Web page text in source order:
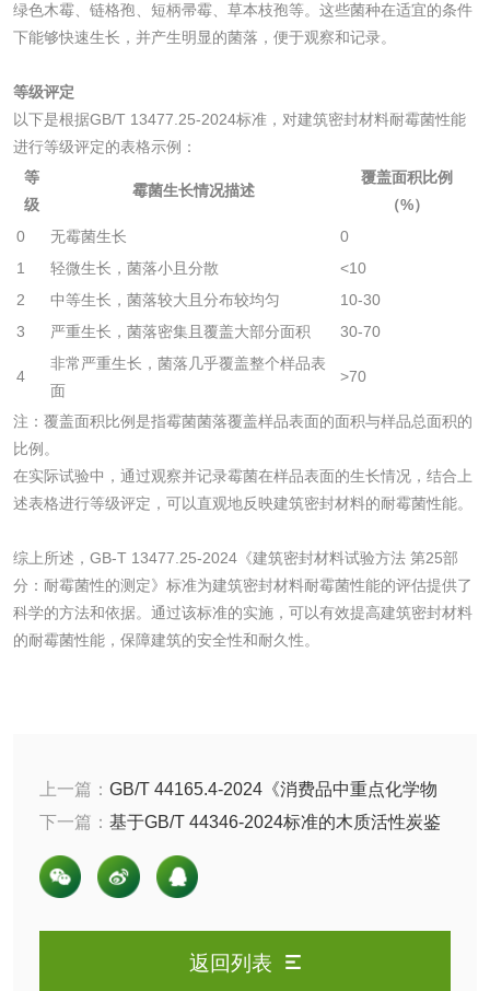
绿色木霉、链格孢、短柄帚霉、草本枝孢等。这些菌种在适宜的条件
下能够快速生长，并产生明显的菌落，便于观察和记录。
等级评定
以下是根据GB/T 13477.25-2024标准，对建筑密封材料耐霉菌性能
进行等级评定的表格示例：
等
级
霉菌生长情况描述
覆盖面积比例
（%）
0
无霉菌生长
0
1
轻微生长，菌落小且分散
<10
2
中等生长，菌落较大且分布较均匀
10-30
3
严重生长，菌落密集且覆盖大部分面积 30-70
4
非常严重生长，菌落几乎覆盖整个样品表
面
>70
注：覆盖面积比例是指霉菌菌落覆盖样品表面的面积与样品总面积的
比例。
在实际试验中，通过观察并记录霉菌在样品表面的生长情况，结合上
述表格进行等级评定，可以直观地反映建筑密封材料的耐霉菌性能。
综上所述，GB-T 13477.25-2024《建筑密封材料试验方法 第25部
分：耐霉菌性的测定》标准为建筑密封材料耐霉菌性能的评估提供了
科学的方法和依据。通过该标准的实施，可以有效提高建筑密封材料
的耐霉菌性能，保障建筑的安全性和耐久性。
上一篇： GB/T 44165.4-2024《消费品中重点化学物
质检测方法第4部分:1.4-二氯苯》标准：二氯苯检测
下一篇： 基于GB/T 44346-2024标准的木质活性炭鉴
别方法
返回列表
碳酸钙检测
活性炭检测
测
煤质活性炭检测
电厂水处理活性炭 木质活性炭检测
木质净水用活性炭
有机肥检测 钾肥检测
磷酸肥料检测
化工助剂检测 涂料助剂检测
化工原料检测
工业用氯化铵检测